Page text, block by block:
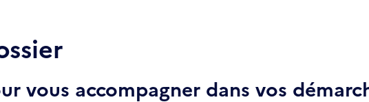
vous accompagner dans vos